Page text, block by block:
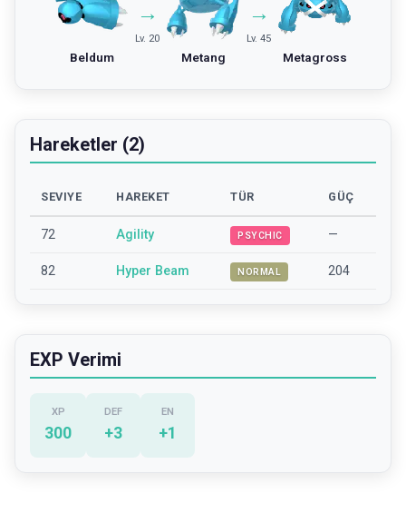
Beldum
→
Lv. 20
Metang
→
Lv. 45
Metagross
Hareketler (2)
SEVIYE HAREKET TÜR GÜÇ
72 Agility PSYCHIC —
82 Hyper Beam NORMAL 204
EXP Verimi
XP
300
DEF
+3
EN
+1